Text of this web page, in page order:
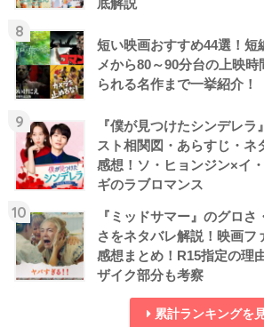
底解説
8
短い映画おすすめ44選！短
メから80～90分台の上映時
られる名作まで一挙紹介！
9
『僕が見つけたシンデレラ
スト相関図・あらすじ・ネ
感想！ソ・ヒョンジン×イ
ギのラブロマンス
10
『ミッドサマー』のグロさ
さをネタバレ解説！映画フ
感想まとめ！R15指定の理
ザイク部分も考察
累計ランキングを